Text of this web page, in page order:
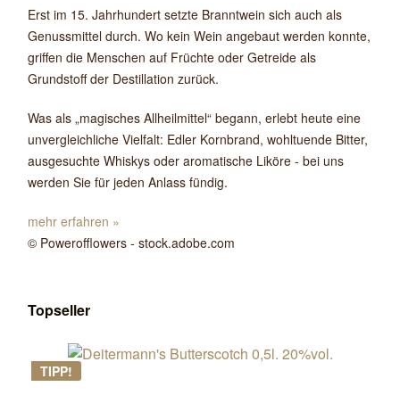
Erst im 15. Jahrhundert setzte Branntwein sich auch als
Genussmittel durch. Wo kein Wein angebaut werden konnte,
griffen die Menschen auf Früchte oder Getreide als
Grundstoff der Destillation zurück.
Was als „magisches Allheilmittel“ begann, erlebt heute eine
unvergleichliche Vielfalt: Edler Kornbrand, wohltuende Bitter,
ausgesuchte Whiskys oder aromatische Liköre - bei uns
werden Sie für jeden Anlass fündig.
mehr erfahren »
© Powerofflowers - stock.adobe.com
Topseller
TIPP!